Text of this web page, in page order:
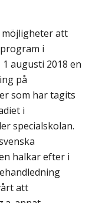
möjligheter att
i
augusti 2018 en
på
som har tagits
i
specialskolan.
halkar efter i
att